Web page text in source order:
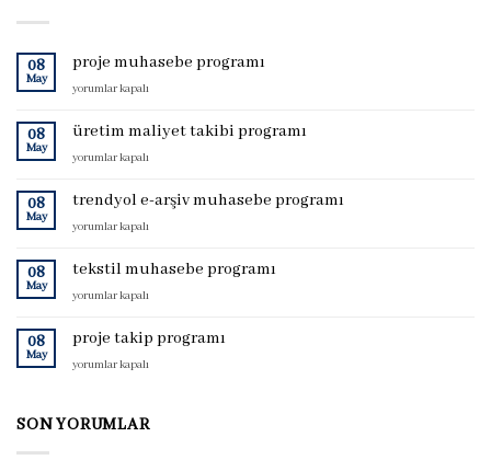
08
May
proje muhasebe programı
proje
programı
yorumlar kapalı
08
May
üretim maliyet takibi programı
üretim
takibi
programı
için
yorumlar kapalı
08
May
trendyol e-arşiv muhasebe programı
trendyol
arşiv
programı
yorumlar kapalı
08
May
tekstil muhasebe programı
tekstil
programı
için
yorumlar kapalı
08
May
proje takip programı
proje
için
yorumlar kapalı
SON YORUMLAR